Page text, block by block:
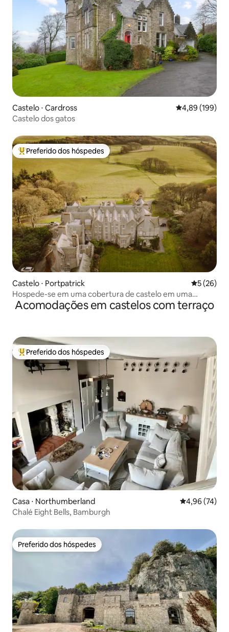
Castelo ⋅ Cardross 4,89 de uma
4,89 (199)
Castelo dos gatos
Entre os melhores preferidos dos hóspedes
Preferido dos hóspedes
Castelo ⋅ Portpatrick 5 de uma
5 (26)
Hospede-se em uma cobertura de castelo em uma
propriedade à beira-mar
Acomodações em castelos com terraço
Entre os melhores preferidos dos hóspedes
Preferido dos hóspedes
Casa ⋅ Northumberland 4,96 de uma
4,96 (74)
Chalé Eight Bells, Bamburgh
Preferido dos hóspedes
Preferido dos hóspedes